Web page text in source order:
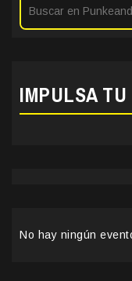
IMPULSA
No hay ningún